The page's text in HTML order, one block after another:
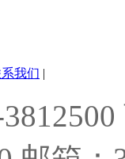
我们 |